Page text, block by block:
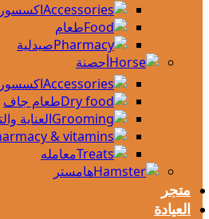
طعام
صيدلية
أحصنة
طعام جاف
العناية
معامله
هامستر
متجر
العيادة